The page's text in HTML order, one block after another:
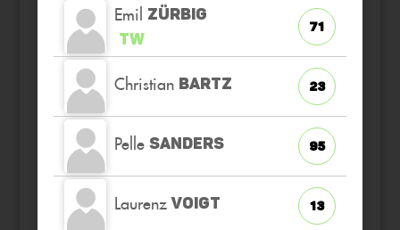
Emil ZÜRBIG
TW
71
Christian BARTZ 23
Pelle SANDERS 95
Laurenz VOIGT 13